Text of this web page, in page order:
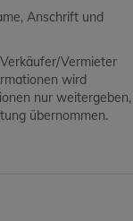
Anschrift und
Vermieter
wird
nur weitergeben,
übernommen.